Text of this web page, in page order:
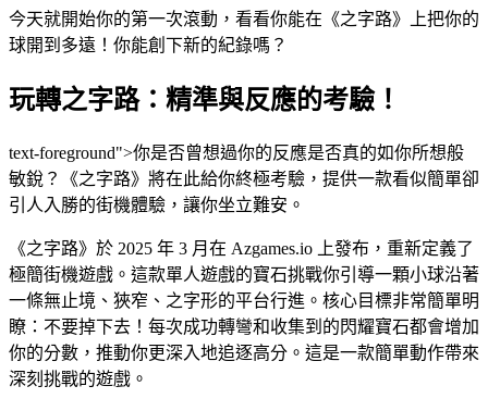
今天就開始你的第一次滾動，看看你能在《之字路》上把你的
球開到多遠！你能創下新的紀錄嗎？
玩轉之字路：精準與反應的考驗！
text-foreground">你是否曾想過你的反應是否真的如你所想般
敏銳？《之字路》將在此給你終極考驗，提供一款看似簡單卻
引人入勝的街機體驗，讓你坐立難安。
《之字路》於 2025 年 3 月在 Azgames.io 上發布，重新定義了
極簡街機遊戲。這款單人遊戲的寶石挑戰你引導一顆小球沿著
一條無止境、狹窄、之字形的平台行進。核心目標非常簡單明
瞭：不要掉下去！每次成功轉彎和收集到的閃耀寶石都會增加
你的分數，推動你更深入地追逐高分。這是一款簡單動作帶來
深刻挑戰的遊戲。